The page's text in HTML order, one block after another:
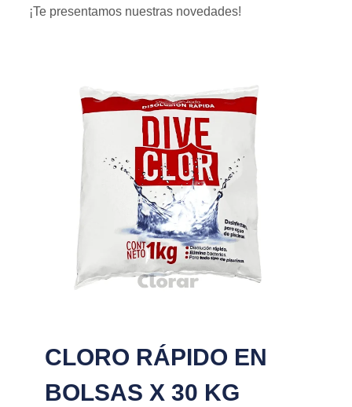
¡Te presentamos nuestras novedades!
CLORO RÁPIDO EN
BOLSAS X 30 KG